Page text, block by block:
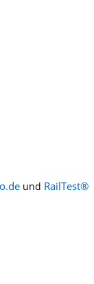
und RailTest®